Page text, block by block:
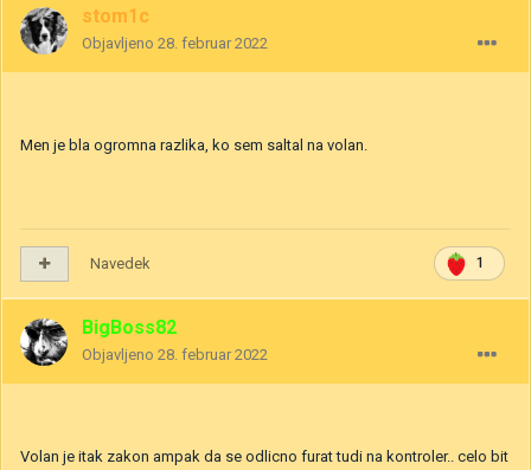
stom1c
Objavljeno 28. februar 2022
Men je bla ogromna razlika, ko sem saltal na volan.
1
Navedek
BigBoss82
Objavljeno 28. februar 2022
Volan je itak zakon ampak da se odlicno furat tudi na kontroler.. celo bit